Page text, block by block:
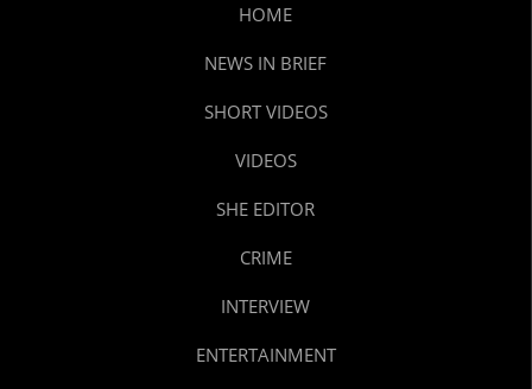
HOME
NEWS IN BRIEF
SHORT VIDEOS
VIDEOS
SHE EDITOR
CRIME
INTERVIEW
ENTERTAINMENT